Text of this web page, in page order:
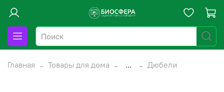
Главная Товары для дома ... Дюбели